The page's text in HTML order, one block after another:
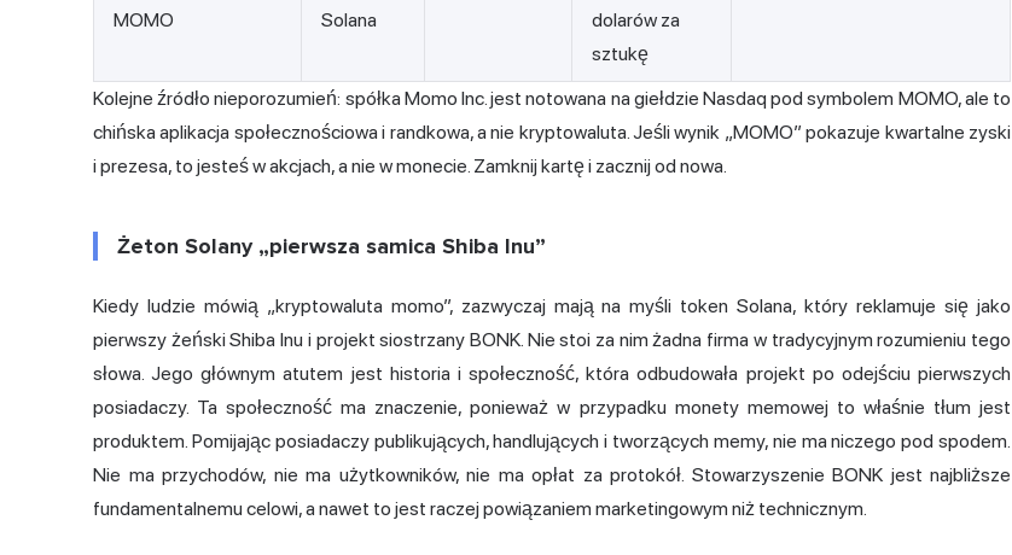
MOMO
Solana
dolarów za
sztukę
Kolejne źródło nieporozumień: spółka Momo Inc. jest notowana na giełdzie Nasdaq pod symbolem MOMO, ale to
chińska aplikacja społecznościowa i randkowa, a nie kryptowaluta. Jeśli wynik „MOMO” pokazuje kwartalne zyski
i prezesa, to jesteś w akcjach, a nie w monecie. Zamknij kartę i zacznij od nowa.
Żeton Solany „pierwsza samica Shiba Inu”
Kiedy ludzie mówią „kryptowaluta momo”, zazwyczaj mają na myśli token Solana, który reklamuje się jako
pierwszy żeńskiShiba Inu i projekt siostrzany BONK. Nie stoi za nim żadna firma w tradycyjnym rozumieniu tego
słowa. Jego głównym atutem jest historia i społeczność, która odbudowała projekt po odejściu pierwszych
posiadaczy. Ta społeczność ma znaczenie, ponieważ w przypadku monety memowej to właśnie tłum jest
produktem. Pomijając posiadaczy publikujących, handlujących i tworzących memy, nie ma niczego pod spodem.
Nie ma przychodów, nie ma użytkowników, nie ma opłat za protokół. Stowarzyszenie BONK jest najbliższe
fundamentalnemu celowi, a nawet to jest raczej powiązaniem marketingowym niż technicznym.